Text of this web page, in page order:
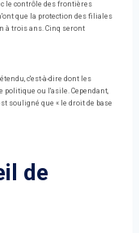
le contrôle des frontières
que la protection des filiales
à trois ans. Cinq seront
c'est-à-dire dont les
politique ou l'asile. Cependant,
souligné que « le droit de base
de